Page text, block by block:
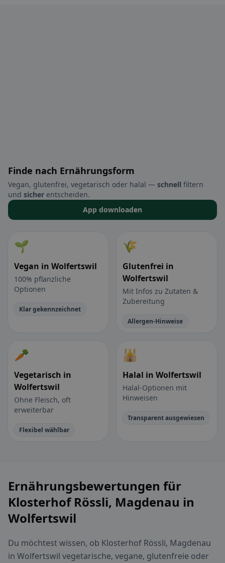
Finde nach Ernährungsform
Vegan, glutenfrei, vegetarisch oder halal — schnell filtern
und sicher entscheiden.
App downloaden
🌱
Vegan in Wolfertswil
100% pflanzliche
Optionen
Klar gekennzeichnet
🌾
Glutenfrei in
Wolfertswil
Mit Infos zu Zutaten &
Zubereitung
Allergen-Hinweise
🥕
Vegetarisch in
Wolfertswil
Ohne Fleisch, oft
erweiterbar
Flexibel wählbar
🕌
Halal in Wolfertswil
Halal-Optionen mit
Hinweisen
Transparent ausgewiesen
Ernährungsbewertungen für
Klosterhof Rössli, Magdenau in
Wolfertswil
Du möchtest wissen, ob Klosterhof Rössli, Magdenau
in Wolfertswil vegetarische, vegane, glutenfreie oder